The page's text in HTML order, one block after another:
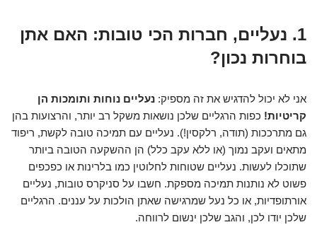
1. נעליים, חברות הכי טובות: האם אתן
בוחרות נכון?
אני לא יכול להדגיש את זה מספיק: נעליים נוחות ותומכות הן
קריטיות! כפות הרגליים שלכן נושאות משקל רב יותר, והרצועות בהן
גם מתרככות (תודה, רלקסין!). נעליים עם תמיכה טובה לקשת, ריפוד
מתאים ועקב נמוך (או ללא עקב כלל) הן ההשקעה הטובה ביותר
שתוכלו לעשות. נעליים שטוחות לחלוטין כמו בלרינות או כפכפים
פשוט לא נותנות תמיכה מספקת. חשבו על סניקרס טובות, נעליים
אורתופדיות, או כל נעל שמרגישה שאתן הולכות על עננים. הרגליים
שלכן יודו לכן, והגב שלכן ינשום לרווחה.